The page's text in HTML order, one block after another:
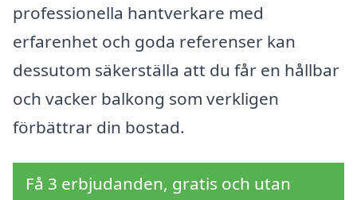
professionella hantverkare med
erfarenhet och goda referenser kan
dessutom säkerställa att du får en hållbar
och vacker balkong som verkligen
förbättrar din bostad.
Få 3 erbjudanden, gratis och utan